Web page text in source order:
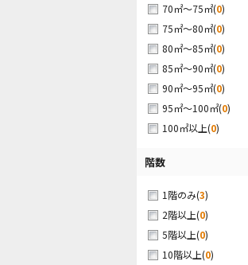
70㎡～75㎡(0)
75㎡～80㎡(0)
80㎡～85㎡(0)
85㎡～90㎡(0)
90㎡～95㎡(0)
95㎡～100㎡(0)
100㎡以上(0)
階数
1階のみ(3)
2階以上(0)
5階以上(0)
10階以上(0)